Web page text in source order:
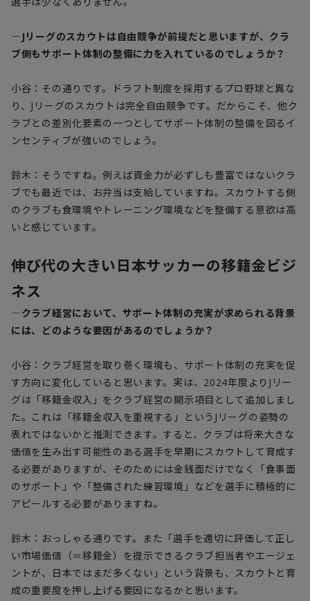
―Jリーグのスカウトは自由競争が前提だと思いますが、クラ
ブ側もサポート体制の整備に力を入れているのでしょうか？
小谷：その通りです。ドラフト制度を採用するプロ野球と異な
り、Jリーグのスカウトは完全自由競争です。だからこそ、他ク
ラブとの差別化要素の一つとしてサポート体制の整備を図るイ
ンセンティブが強いのでしょう。
鈴木：そうですね。例えば資金力が必ずしも豊富ではないクラ
ブでも最近では、お弁当は支給していますね。スカウトする側
のクラブも食環境やトレーニング環境などを整備する意欲は高
いと感じています。
伸び代の大きい日本サッカーの移籍金ビジ
ネス
―クラブ経営において、サポート体制の充実が求められる背景
には、どのような要因があるのでしょうか？
小谷：クラブ経営を取り巻く環境も、サポート体制の充実を促
す方向に変化していると思います。実は、2024年度よりJリー
グは「移籍金収入」をクラブ経営の開示項目として追加しまし
た。これは「移籍金収入を重視する」というJリーグの姿勢の
表れではないかと推測できます。すると、クラブは将来大きな
価値を生み出す可能性のある選手を早期にスカウトして育成す
る必要がありますが、そのためには金銭面だけでなく「食事面
のサポート」や「整備された練習環境」などを選手に積極的に
アピールする必要がありますね。
鈴木：おっしゃる通りです。また「選手を適切に評価して正し
い市場価値（＝移籍金）を提示できるクラブ担当者やエージェ
ントが、日本ではまだ多くない」という背景も、スカウトと育
成の重要度を押し上げる要因になるかと思います。